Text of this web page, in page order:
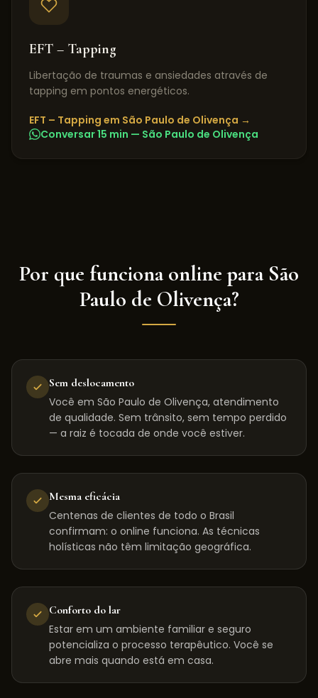
EFT – Tapping
Libertação de traumas e ansiedades através de
tapping em pontos energéticos.
EFT – Tapping em São Paulo de Olivença →
Conversar 15 min — São Paulo de Olivença
Por que funciona online para São
Paulo de Olivença?
Sem deslocamento
Você em São Paulo de Olivença, atendimento
de qualidade. Sem trânsito, sem tempo perdido
— a raiz é tocada de onde você estiver.
Mesma eficácia
Centenas de clientes de todo o Brasil
confirmam: o online funciona. As técnicas
holísticas não têm limitação geográfica.
Conforto do lar
Estar em um ambiente familiar e seguro
potencializa o processo terapêutico. Você se
abre mais quando está em casa.